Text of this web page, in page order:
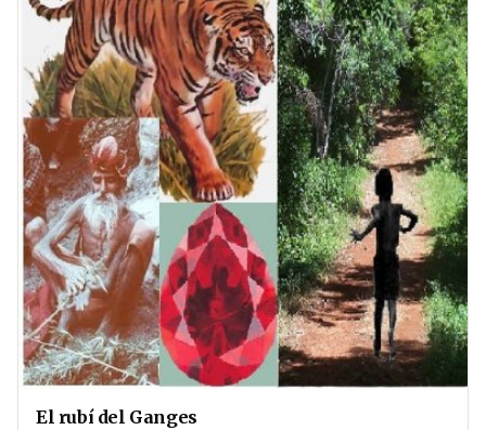
El rubí del Ganges